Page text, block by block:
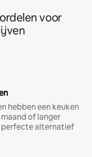
voor
hebben een keuken
of langer
perfecte alternatief